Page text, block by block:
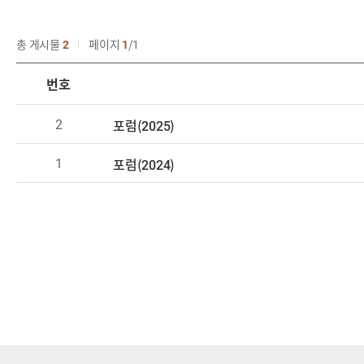
총 게시물 2 페이지 1 1
번호
2
포럼(2025)
1
포럼(2024)